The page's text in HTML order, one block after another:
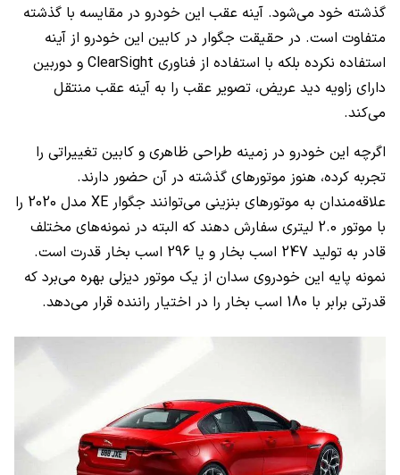
گذشته خود می‌شود. آینه عقب این خودرو در مقایسه با گذشته
متفاوت است. در حقیقت جگوار در کابین این خودرو از آینه
استفاده نکرده بلکه با استفاده از فناوری ClearSight و دوربین‌
دارای زاویه دید عریض، تصویر عقب را به آینه عقب منتقل
می‌کند.
اگرچه این خودرو در زمینه طراحی ظاهری و کابین تغییراتی را
تجربه کرده، هنوز موتورهای گذشته در آن حضور دارند.
علاقه‌مندان به موتورهای بنزینی می‌توانند جگوار XE
مدل 2020 را
با موتور 2.0 لیتری سفارش دهند که البته در نمونه‌های مختلف
قادر به تولید 247 اسب بخار و یا 296 اسب بخار قدرت است.
نمونه پایه این خودروی سدان از یک موتور دیزلی بهره می‌برد که
قدرتی برابر با 180 اسب بخار را در اختیار راننده قرار می‌دهد.